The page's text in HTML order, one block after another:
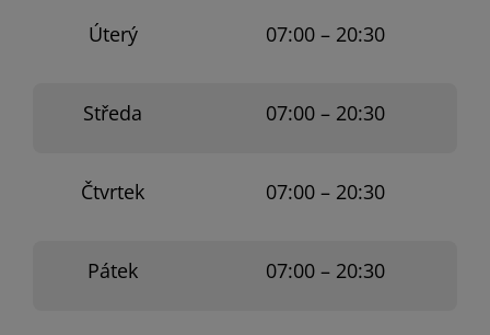
Úterý 07:00 – 20:30
Středa 07:00 – 20:30
Čtvrtek 07:00 – 20:30
Pátek 07:00 – 20:30